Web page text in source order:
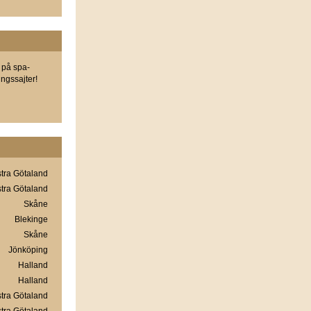
spa-
Götaland
Götaland
Skåne
Blekinge
Skåne
Jönköping
Halland
Halland
Götaland